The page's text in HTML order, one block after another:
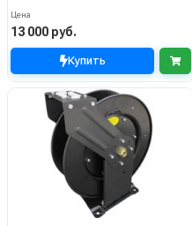
Цена
13 000 руб.
Купить